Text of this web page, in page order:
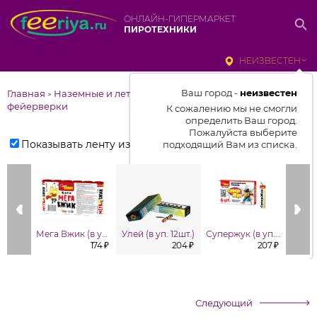
ОНЛАЙН-ГИПЕРМАРКЕТ
ПИРОТЕХНИКИ
НЕИЗВЕСТЕН
Ваш город - неизвестен
К сожалению мы не смогли
определить Ваш город.
Пожалуйста выберите
подходящий Вам из списка.
От выбранного города зависит
отображаемый ассортимент,
доставки
Главная > Наземные и летающие
фейерверки
Показывать ленту изделий
Мега Вжик (в уп. 6 шт.)
174 ₽
Улей (в уп. 12шт.)
204 ₽
Супержук (в уп. 6 шт.)
207 ₽
Следующий